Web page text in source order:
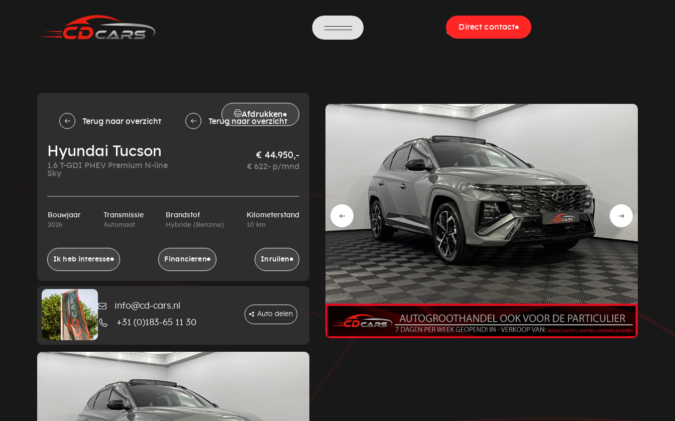
Direct contact
Terug naar overzicht Terug naar overzicht
Afdrukken
Hyundai Tucson
1.6 T-GDI PHEV Premium N-line
Sky
€ 44.950,-
€ 622- p/mnd
Bouwjaar
2026
Transmissie
Automaat
Brandstof
Hybride (Benzine)
Kilometerstand
10 km
Ik heb interesse Financieren Inruilen
info@cd-cars.nl
+31 (0)183-65 11 30
Auto delen